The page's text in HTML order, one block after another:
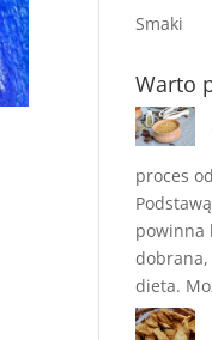
Smaki
Warto
proces
powinna
dieta.